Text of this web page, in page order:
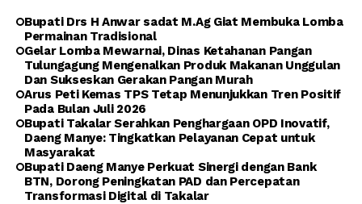
Bupati Drs H Anwar sadat M.Ag Giat Membuka Lomba
Permainan Tradisional
Gelar Lomba Mewarnai, Dinas Ketahanan Pangan
Tulungagung Mengenalkan Produk Makanan Unggulan
Dan Sukseskan Gerakan Pangan Murah
Arus Peti Kemas TPS Tetap Menunjukkan Tren Positif
Pada Bulan Juli 2026
Bupati Takalar Serahkan Penghargaan OPD Inovatif,
Daeng Manye: Tingkatkan Pelayanan Cepat untuk
Masyarakat
Bupati Daeng Manye Perkuat Sinergi dengan Bank
BTN, Dorong Peningkatan PAD dan Percepatan
Transformasi Digital di Takalar